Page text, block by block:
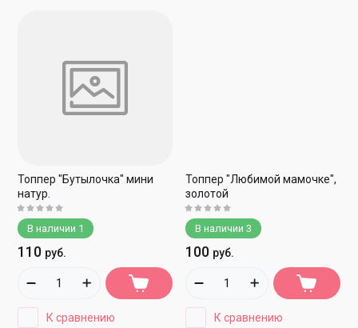
Топпер "Бутылочка" мини
натур.
В наличии 1
110 руб.
К сравнению
Топпер "Любимой мамочке",
золотой
В наличии 3
100 руб.
К сравнению